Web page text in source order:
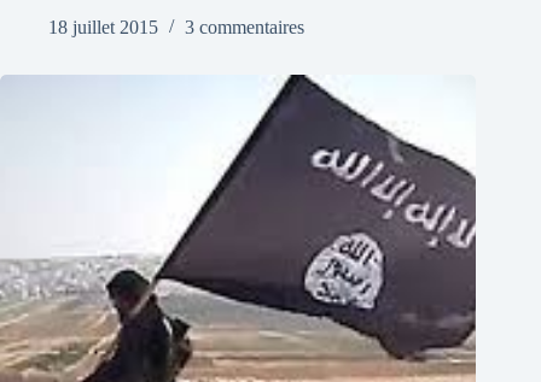
18 juillet 2015
3 commentaires